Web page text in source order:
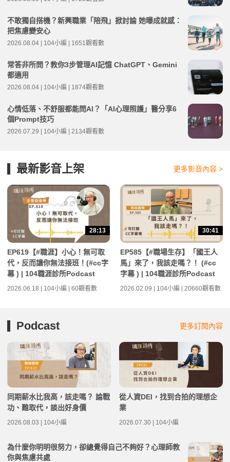
不敢獨自搭機？新興職業「陪飛」掀討論 她曝成就感：
把焦慮變安心
2026.08.04 | 104小編 | 1651觀看數
常答非所問？教你3步管理AI記憶 ChatGPT、Gemini
都適用
2026.08.04 | 104小編 | 1874觀看數
心情低落、不舒服都能問AI？「AI心理照護」醫分享6
個Prompt技巧
2026.07.29 | 104小編 | 2134觀看數
最新影音上架 更多影音內容 >
28:13
EP619【#職涯】小心！無可取
代，反而讓你無法接班！(#cc字
幕 ) | 104職涯診所Podcast
2026.06.18 | 104小編 | 60觀看數
30:41
EP585【#職場生存】「國王人
馬」來了，我該走嗎？！ (#cc
字幕 ) | 104職涯診所Podcast
2026.02.09 | 104小編 | 20660觀看數
Podcast 更多訂閱內容
同期薪水比我高，該走嗎？ 論戰
功、難取代，談出好身價
2026.08.03 | 104小編
從人資DEI，找到合拍的理想企
業
2026.07.30 | 104小編
為什麼你明明很努力，卻總覺得自己不夠好？心理師教
你與焦慮共處